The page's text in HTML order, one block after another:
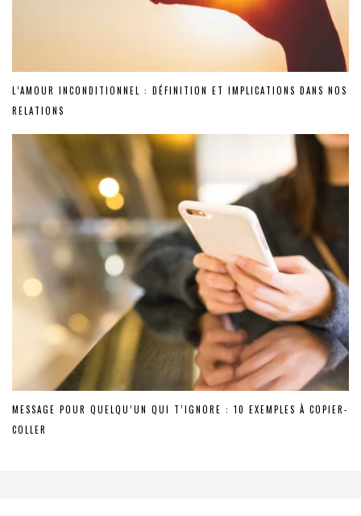
L’AMOUR INCONDITIONNEL : DÉFINITION ET IMPLICATIONS DANS NOS
RELATIONS
MESSAGE POUR QUELQU’UN QUI T’IGNORE : 10 EXEMPLES À COPIER-
COLLER